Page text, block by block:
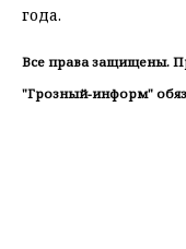
года.
Все права защищены.
"Грозный-информ"